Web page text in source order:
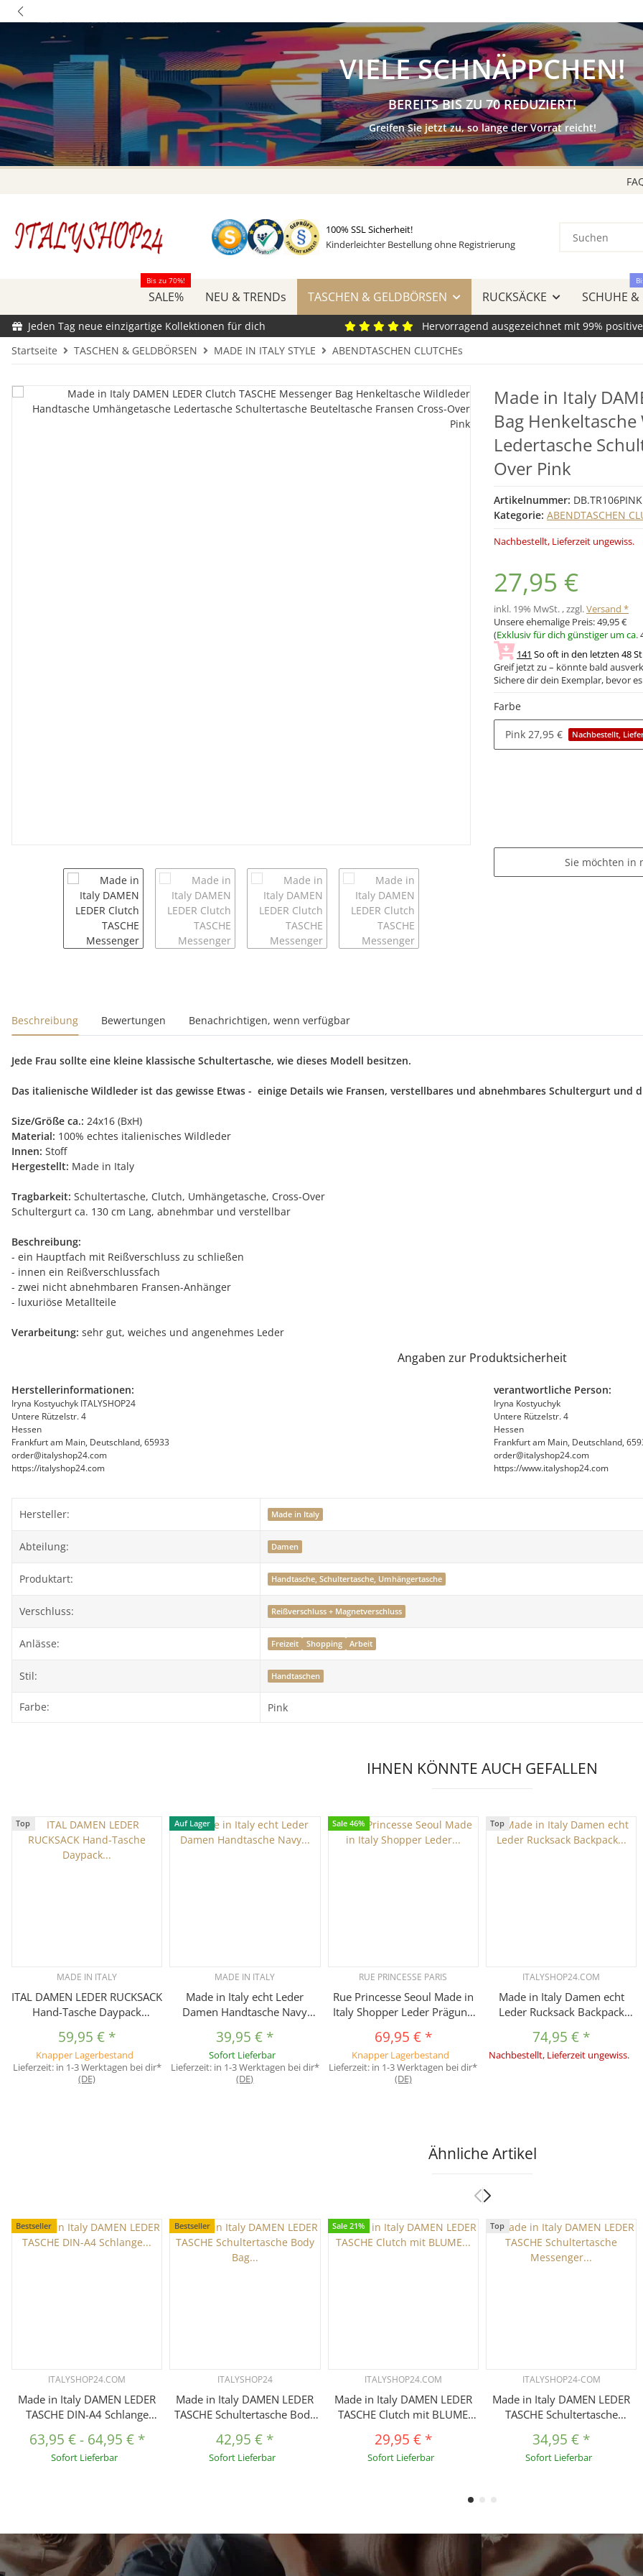
VIELE SCHNÄPPCHEN!
BEREITS BIS ZU 70 REDUZIERT!
Greifen Sie jetzt zu, so lange der Vorrat reicht!
100% SSL Sicherheit!
Kinderleichter Bestellung ohne Registrierung
SALE%
Bis zu 70%!
NEU & TRENDs TASCHEN & GELDBÖRSEN RUCKSÄCKE SCHUHE &
Jeden Tag neue einzigartige Kollektionen für dich
Hervorragend ausgezeichnet mit 99%
Startseite
TASCHEN & GELDBÖRSEN MADE IN ITALY STYLE ABENDTASCHEN CLUTCHEs
Made in Italy
Bag
Ledertasche
Over Pink
Artikelnummer: DB.TR106PINK
Kategorie: ABENDTASCHEN
Nachbestellt, Lieferzeit ungewiss.
27,95 €
inkl. 19% MwSt. , zzgl.Versand *
Unsere ehemalige Preis:49,95 €
(Exklusiv für dich günstiger um ca.
141 So oft in den letzten 48
Greif jetzt zu – könnte bald
Sichere dir dein Exemplar, bevor
Farbe
Pink 27,95 € Nachbestellt,
Sie möchten in
Beschreibung Bewertungen Benachrichtigen, wenn verfügbar
Jede Frau sollte eine kleine klassische Schultertasche, wie dieses Modell besitzen.
Das italienische Wildleder ist das gewisse Etwas - einige Details wie Fransen, verstellbares und abnehmbares Schultergurt
Size/Größe ca.: 24x16 (BxH)
Material: 100% echtes italienisches Wildleder
Innen: Stoff
Hergestellt: Made in Italy
Tragbarkeit: Schultertasche, Clutch, Umhängetasche, Cross-Over
Schultergurt ca. 130 cm Lang, abnehmbar und verstellbar
Beschreibung:
- ein Hauptfach mit Reißverschluss zu schließen
- innen ein Reißverschlussfach
- zwei nicht abnehmbaren Fransen-Anhänger
- luxuriöse Metallteile
Verarbeitung: sehr gut, weiches und angenehmes Leder
Angaben zur Produktsicherheit
Herstellerinformationen:
Iryna Kostyuchyk ITALYSHOP24
Untere Rützelstr. 4
Hessen
Frankfurt am Main, Deutschland, 65933
order@italyshop24.com
https://italyshop24.com
verantwortliche Person:
Iryna Kostyuchyk
Untere Rützelstr. 4
Hessen
Frankfurt am Main, Deutschland,
order@italyshop24.com
https://www.italyshop24.com
Hersteller: Made in Italy
Abteilung: Damen
Produktart: Handtasche, Schultertasche, Umhängertasche
Verschluss: Reißverschluss + Magnetverschluss
Anlässe: Freizeit Shopping Arbeit
Stil: Handtaschen
Farbe: Pink
IHNEN KÖNNTE AUCH GEFALLEN
Top
MADE IN ITALY
ITAL DAMEN LEDER RUCKSACK
Hand-Tasche Daypack
Shopper Lederrucksack
Cognac
59,95 € *
Knapper Lagerbestand
Lieferzeit: in 1-3 Werktagen bei dir*
(DE)
Auf Lager
MADE IN ITALY
Made in Italy echt Leder
Damen Handtasche Navy
Nappaleder Umhängetasche
Crossover Ledertasche
39,95 € *
Sofort Lieferbar
Lieferzeit: in 1-3 Werktagen bei dir*
(DE)
Sale 46%
RUE PRINCESSE PARIS
Rue Princesse Seoul Made in
Italy Shopper Leder Prägung
Umhängetasche
Schultertasche Ledertasche
Reisetasche UVP 339
69,95 € *
Knapper Lagerbestand
Lieferzeit: in 1-3 Werktagen bei dir*
(DE)
Top
ITALYSHOP24.COM
Made in Italy Damen echt
Leder Rucksack Backpack
Schultertasche Ledertasche
Nappaleder Dunkelblau/Navy
74,95 € *
Nachbestellt, Lieferzeit ungewiss.
Ähnliche Artikel
Bestseller
ITALYSHOP24.COM
Made in Italy DAMEN LEDER
TASCHE DIN-A4 Schlange
Schultertasche
63,95 €- 64,95 € *
Sofort Lieferbar
Bestseller
ITALYSHOP24
Made in Italy DAMEN LEDER
TASCHE Schultertasche Body
Umhängetasche Ledertasche
Messenger Cross-Over
42,95 € *
Sofort Lieferbar
Sale 21%
ITALYSHOP24.COM
Made in Italy DAMEN LEDER
TASCHE Clutch mit BLUME
Umhängetasche Ledertasche
Schultertasche Cross-Over
29,95 € *
Sofort Lieferbar
Top
ITALYSHOP24-COM
Made in Italy DAMEN LEDER
TASCHE Schultertasche
Handtasche Umhängetasche
Ledertasche Bodybag
34,95 € *
Sofort Lieferbar